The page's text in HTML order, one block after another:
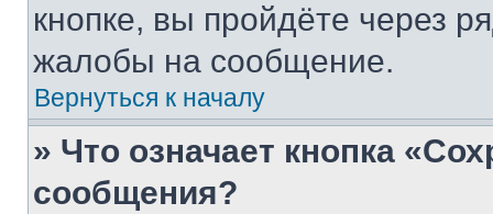
кнопке, вы пройдёте через
жалобы на сообщение.
Вернуться к началу
» Что означает кнопка
сообщения?